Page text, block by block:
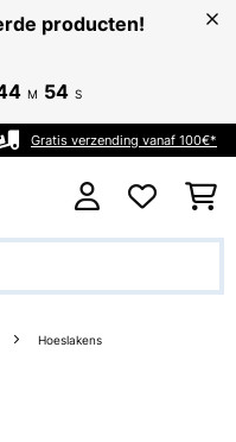
producten!
M 54 S
Gratis verzending vanaf 100€*
Hoeslakens